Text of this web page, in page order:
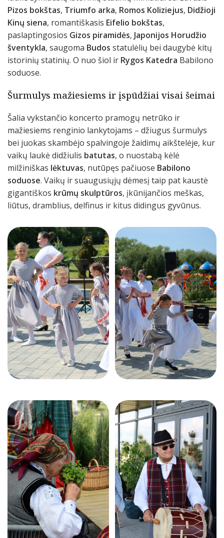
Pizos bokštas, Triumfo arka, Romos Koliziejus, Didžioji
Kinų siena, romantiškasis Eifelio bokštas,
paslaptingosios Gizos piramidės, Japonijos Horudžio
šventykla, saugoma Budos statulėlių bei daugybė kitų
istorinių statinių. O nuo šiol ir Rygos Katedra Babilono
soduose.
Šurmulys mažiesiems ir įspūdžiai visai šeimai
Šalia vykstančio koncerto pramogų netrūko ir
mažiesiems renginio lankytojams – džiugus šurmulys
bei juokas skambėjo spalvingoje žaidimų aikštelėje, kur
vaikų laukė didžiulis batutas, o nuostabą kėlė
milžiniškas lėktuvas, nutūpęs pačiuose Babilono
soduose. Vaikų ir suaugusiųjų dėmesį taip pat kaustė
gigantiškos krūmų skulptūros, įkūnijančios meškas,
liūtus, dramblius, delfinus ir kitus didingus gyvūnus.